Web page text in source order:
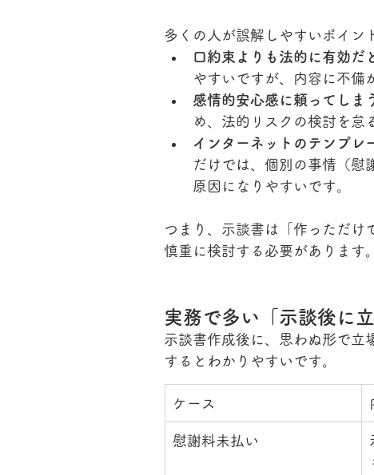
多くの人が誤解しやすいポイン
口約束よりも法的に有効だ
やすいですが、内容に不備
感情的安心感に頼ってしま
め、法的リスクの検討を怠
インターネットのテンプレ
だけでは、個別の事情（慰
原因になりやすいです。
つまり、示談書は「作っただけ
慎重に検討する必要があります。
実務で多い「示談後に
示談書作成後に、思わぬ形で立
するとわかりやすいです。
ケース
慰謝料未払い